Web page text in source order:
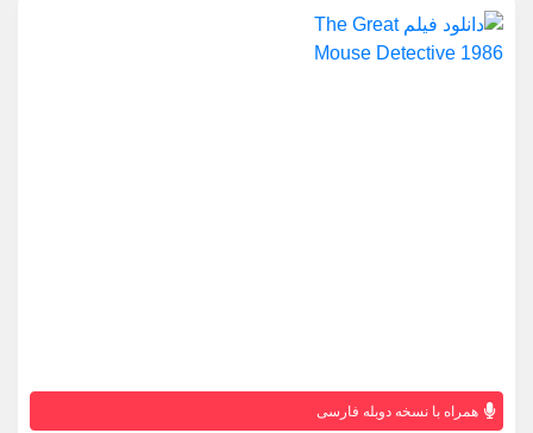
همراه با نسخه دوبله فارسی